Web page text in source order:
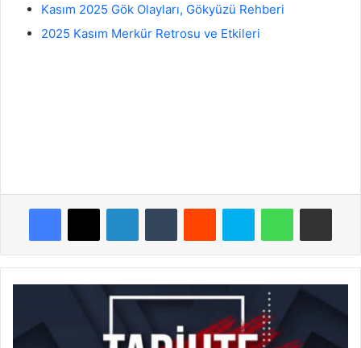
Kasım 2025 Gök Olayları, Gökyüzü Rehberi
2025 Kasım Merkür Retrosu ve Etkileri
Facebook
X LinkedInTumblr Reddit Skype WhatsAppE-Posta ile
Tarihte